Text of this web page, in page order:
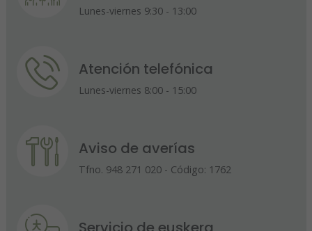
Lunes-viernes 9:30 - 13:00
Atención telefónica
Lunes-viernes 8:00 - 15:00
Aviso de averías
Tfno. 948 271 020 - Código: 1762